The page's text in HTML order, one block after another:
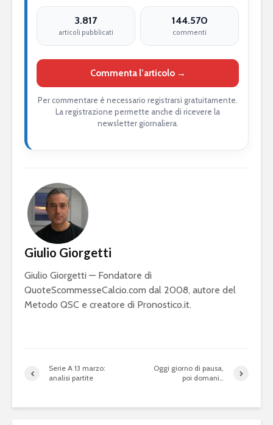
3.817
articoli pubblicati
144.570
commenti
Commenta l’articolo →
Per commentare è necessario registrarsi gratuitamente.
La registrazione permette anche di ricevere la
newsletter giornaliera.
Giulio Giorgetti
Giulio Giorgetti — Fondatore di
QuoteScommesseCalcio.com dal 2008, autore del
Metodo QSC e creatore di Pronostico.it.
Serie A 13 marzo:
analisi partite
Oggi giorno di pausa,
poi domani…